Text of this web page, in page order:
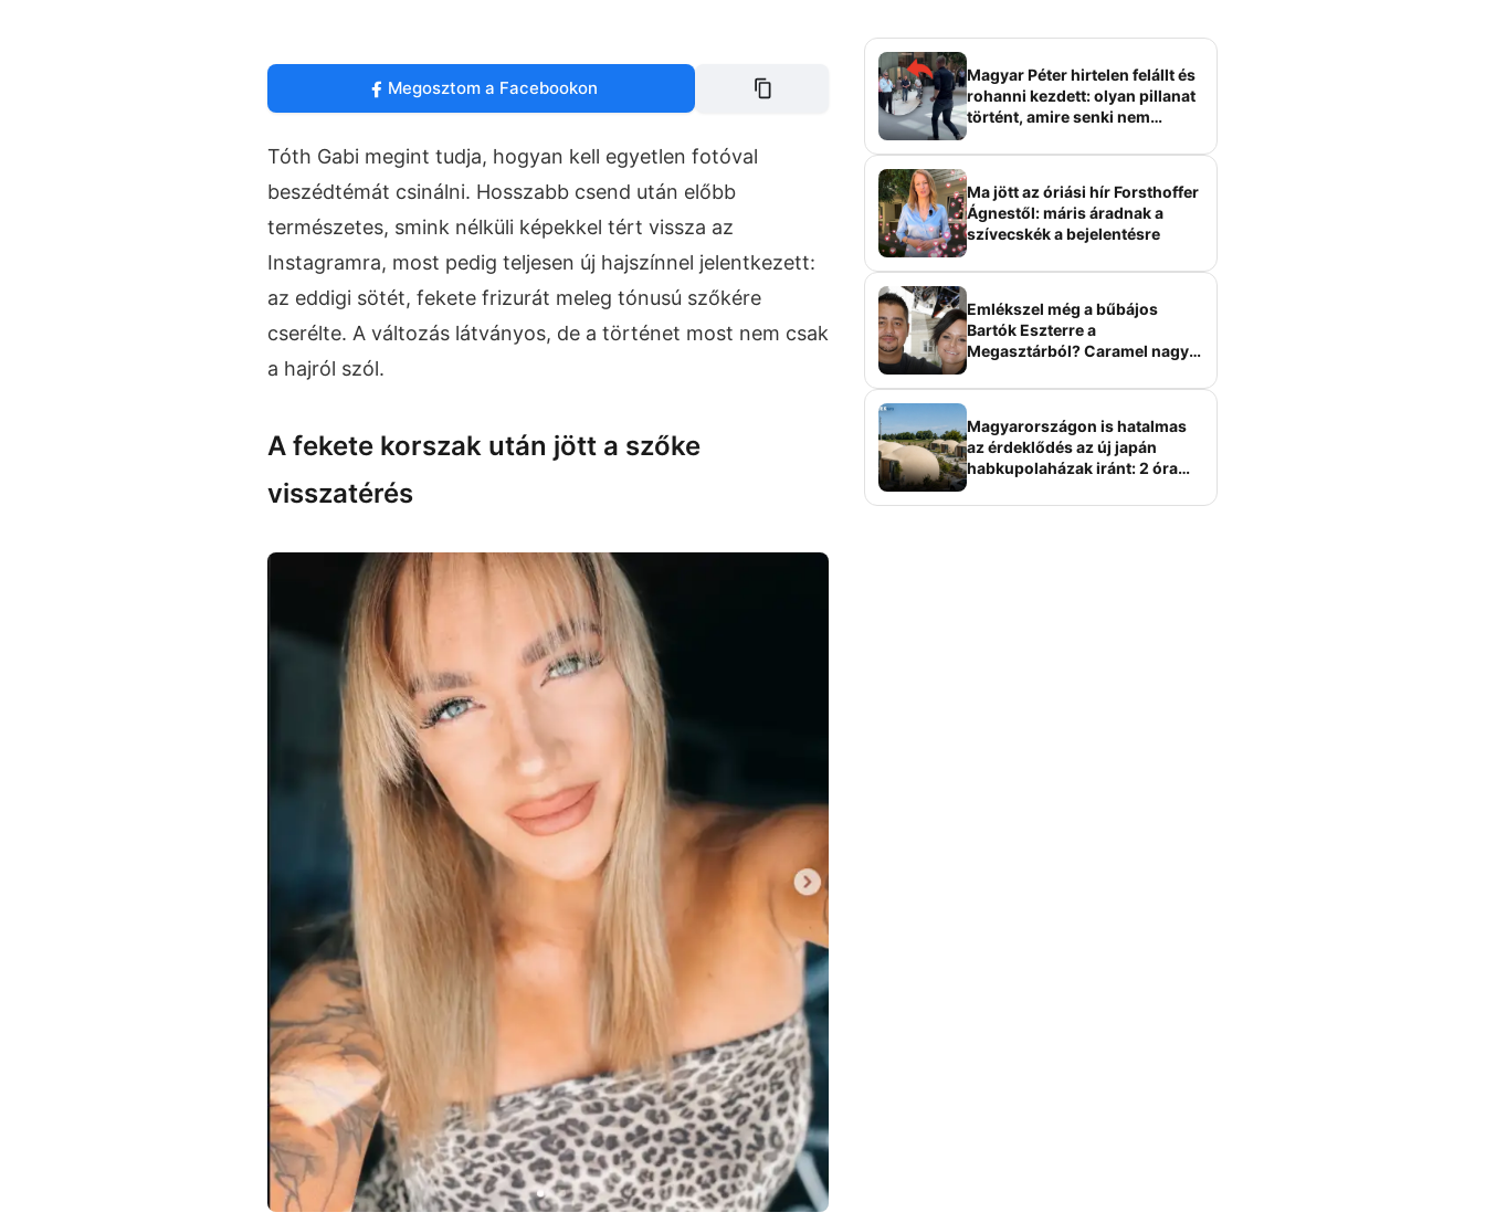
Megosztom a Facebookon
Tóth Gabi megint tudja, hogyan kell egyetlen fotóval
beszédtémát csinálni. Hosszabb csend után előbb
természetes, smink nélküli képekkel tért vissza az
Instagramra, most pedig teljesen új hajszínnel jelentkezett:
az eddigi sötét, fekete frizurát meleg tónusú szőkére
cserélte. A változás látványos, de a történet most nem csak
a hajról szól.
A fekete korszak után jött a szőke
visszatérés
Magyar Péter hirtelen felállt és
rohanni kezdett: olyan pillanat
történt, amire senki nem
Ma jött az óriási hír Forsthoffer
Ágnestől: máris áradnak a
szívecskék a bejelentésre
Emlékszel még a bűbájos
Bartók Eszterre a
Megasztárból? Caramel nagy
Magyarországon is hatalmas
az érdeklődés az új japán
habkupolaházak iránt: 2 óra
elképesztő áron hirdetik őket